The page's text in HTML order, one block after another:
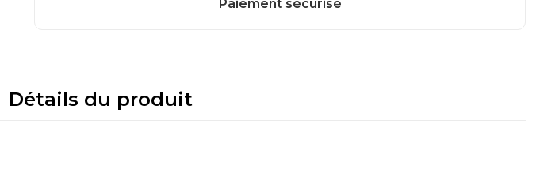
Détails du produit